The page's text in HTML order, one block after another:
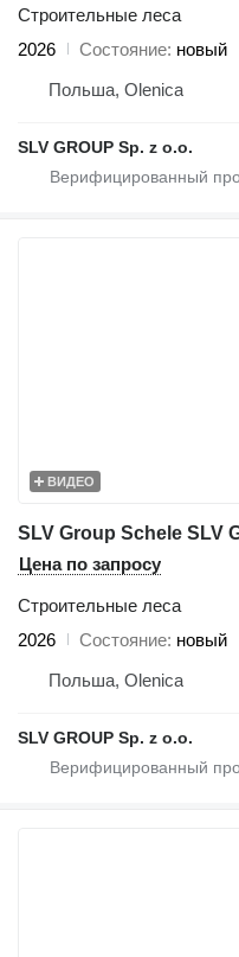
Строительные леса
2026
Состояние новый
Польша, Olenica
SLV GROUP Sp. z o.o.
ВИДЕО
Цена по запросу
Строительные леса
2026
Состояние новый
Польша, Olenica
SLV GROUP Sp. z o.o.